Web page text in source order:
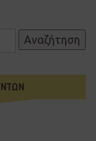
Αναζήτηση